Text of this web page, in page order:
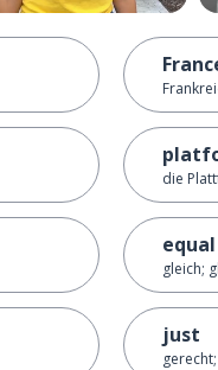
die
equal
gleich;
just